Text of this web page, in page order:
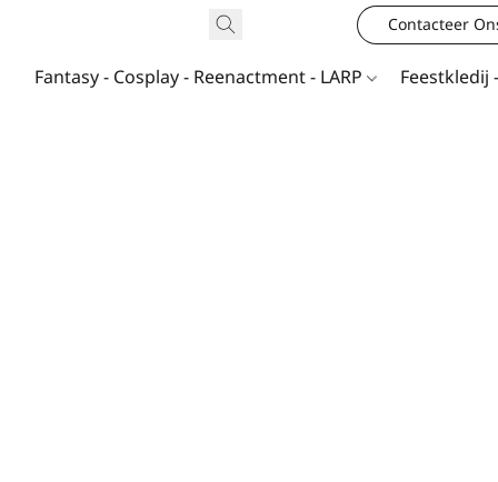
Contacteer
Fantasy - Cosplay - Reenactment - LARP Feestkledij